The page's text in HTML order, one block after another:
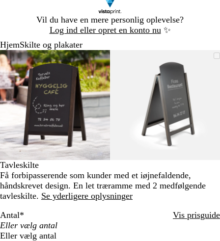
Vil du have en mere personlig oplevelse?
Log ind eller opret en konto nu ✨
1
HjemSkilte og plakater
Zoombart
billede
Zoomet
til
minimum
Klik
for
udvide
Brug
tasterne
og
minus
til
at
zoome
og
piletasterne
til
panorere
billede
til
minimum
for
udvide
tasterne
og
minus
at
zoome
og
piletasterne
panorere
Slide
1
af
2
Tavleskilte
Få forbipasserende som kunder med et iøjnefaldende,
håndskrevet design. En let træramme med 2 medfølgende
tavleskilte. Se yderligere oplysninger
Antal* Vis prisguide
Eller vælg antal